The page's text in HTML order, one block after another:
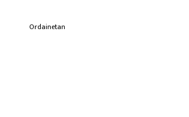
Ordainetan